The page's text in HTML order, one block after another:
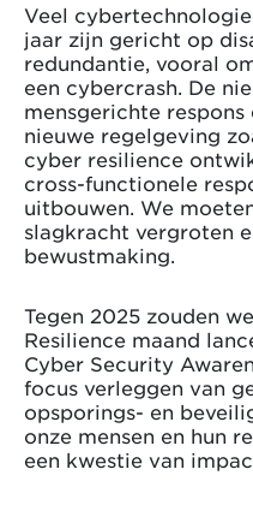
Veel
jaar zijn gericht op
redundantie, vooral
een cybercrash. De
mensgerichte
nieuwe regelgeving
cyber resilience
cross-functionele
uitbouwen. We
slagkracht vergroten
bewustmaking.
Tegen 2025 zouden
Resilience maand
Cyber Security
focus verleggen van
opsporings- en
onze mensen en hun
een kwestie van